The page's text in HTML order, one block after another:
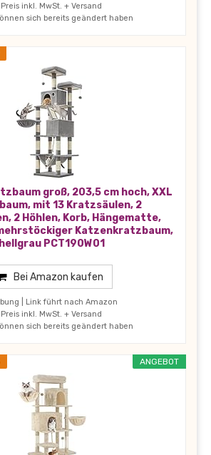
Preis inkl. MwSt. + Versand
sich bereits geändert haben
groß, 203,5 cm hoch, XXL
mit 13 Kratzsäulen, 2
2 Höhlen, Korb, Hängematte,
Katzenkratzbaum,
hellgrau PCT190W01
Bei Amazon kaufen
| Link führt nach Amazon
Preis inkl. MwSt. + Versand
sich bereits geändert haben
ANGEBOT